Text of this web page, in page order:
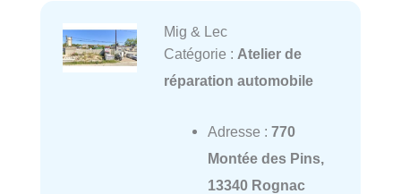
Mig & Lec
Catégorie : Atelier de
réparation automobile
Adresse : 770
Montée des Pins,
13340 Rognac